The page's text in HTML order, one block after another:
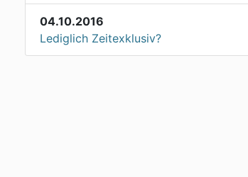
04.10.2016
Lediglich Zeitexklusiv?